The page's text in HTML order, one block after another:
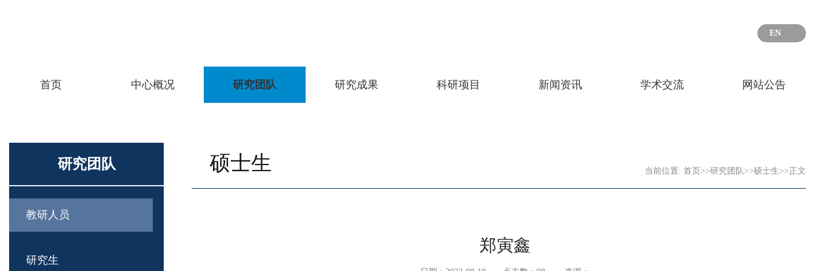
EN
首页 中心概况 研究团队 研究成果 科研项目 新闻资讯 学术交流 网站公告
研究团队
教研人员
研究生
当前位置: 首页 >>研究团队>>硕士生>> 正文
硕士生
郑寅鑫